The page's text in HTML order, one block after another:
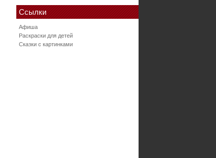
Ссылки
Афиша
Раскраски для детей
Сказки с картинками